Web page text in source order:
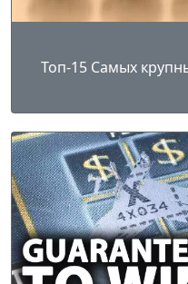
Топ-15 Самых